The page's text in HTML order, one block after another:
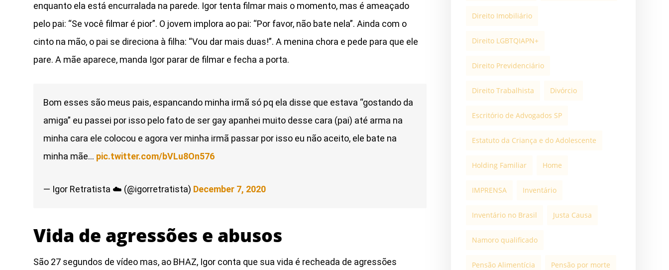
enquanto ela está encurralada na parede. Igor tenta filmar mais o momento, mas é ameaçado
pelo pai: “Se você filmar é pior”. O jovem implora ao pai: “Por favor, não bate nela”. Ainda com o
cinto na mão, o pai se direciona à filha: “Vou dar mais duas!”. A menina chora e pede para que ele
pare. A mãe aparece, manda Igor parar de filmar e fecha a porta.
Bom esses são meus pais, espancando minha irmã só pq ela disse que estava “gostando da
amiga” eu passei por isso pelo fato de ser gay apanhei muito desse cara (pai) até arma na
minha cara ele colocou e agora ver minha irmã passar por isso eu não aceito, ele bate na
minha mãe… pic.twitter.com/bVLu8On576
— Igor Retratista ☁️ (@igorretratista) December 7, 2020
Vida de agressões e abusos
São 27 segundos de vídeo mas, ao BHAZ, Igor conta que sua vida é recheada de agressões
Direito Imobiliário
Direito LGBTQIAPN+
Direito Previdenciário
Direito Trabalhista Divórcio
Escritório de Advogados SP
Estatuto da Criança e do Adolescente
Holding Familiar Home
IMPRENSA Inventário
Inventário no Brasil Justa Causa
Namoro qualificado
Pensão Alimentícia Pensão por morte